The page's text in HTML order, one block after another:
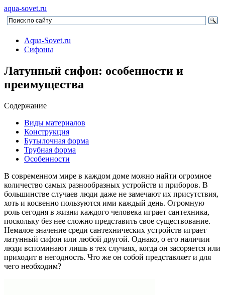
aqua-sovet.ru
Aqua-Sovet.ru
Сифоны
Латунный сифон: особенности и
преимущества
Содержание
Виды материалов
Конструкция
Бутылочная форма
Трубная форма
Особенности
В современном мире в каждом доме можно найти огромное
количество самых разнообразных устройств и приборов. В
большинстве случаев люди даже не замечают их присутствия,
хоть и косвенно пользуются ими каждый день. Огромную
роль сегодня в жизни каждого человека играет сантехника,
поскольку без нее сложно представить свое существование.
Немалое значение среди сантехнических устройств играет
латунный сифон или любой другой. Однако, о его наличии
люди вспоминают лишь в тех случаях, когда он засоряется или
приходит в негодность. Что же он собой представляет и для
чего необходим?